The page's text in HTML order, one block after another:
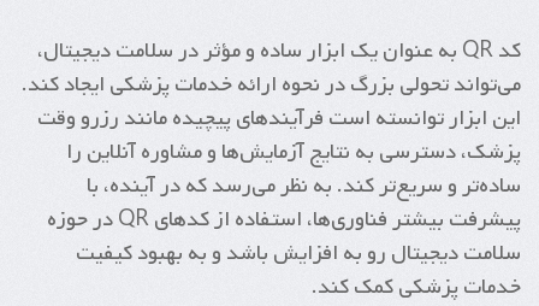
کد QR به عنوان یک ابزار ساده و مؤثر در سلامت دیجیتال،
می‌تواند تحولی بزرگ در نحوه ارائه خدمات پزشکی ایجاد کند.
این ابزار توانسته است فرآیندهای پیچیده مانند رزرو وقت
پزشک، دسترسی به نتایج آزمایش‌ها و مشاوره آنلاین را
ساده‌تر و سریع‌تر کند. به نظر می‌رسد که در آینده، با
پیشرفت بیشتر فناوری‌ها، استفاده از کدهای QR در حوزه
سلامت دیجیتال رو به افزایش باشد و به بهبود کیفیت
خدمات پزشکی کمک کند.